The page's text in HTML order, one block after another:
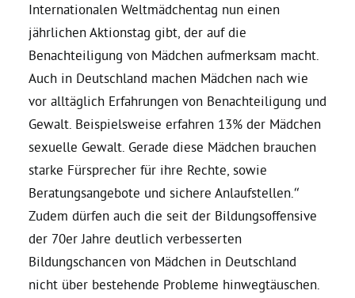
Ratsmitglieder 2025 – 2030
Fraktionsgeschäftsstelle
Bezirksvertretungen
Aktiv werden
Termine
Internationalen Weltmädchentag nun einen
jährlichen Aktionstag gibt, der auf die
Benachteiligung von Mädchen aufmerksam macht.
Auch in Deutschland machen Mädchen nach wie
vor alltäglich Erfahrungen von Benachteiligung und
Gewalt. Beispielsweise erfahren 13% der Mädchen
sexuelle Gewalt. Gerade diese Mädchen brauchen
starke Fürsprecher für ihre Rechte, sowie
Beratungsangebote und sichere Anlaufstellen.“
Zudem dürfen auch die seit der Bildungsoffensive
der 70er Jahre deutlich verbesserten
Bildungschancen von Mädchen in Deutschland
nicht über bestehende Probleme hinwegtäuschen.